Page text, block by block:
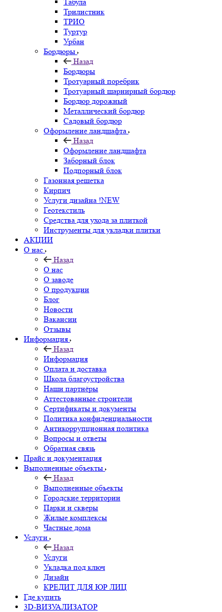
Трилистник
ТРИО
Туртур
Урбан
Бордюры
Назад
Бордюры
Тротуарный поребрик
Тротуарный шарнирный бордюр
Бордюр дорожный
Металлический бордюр
Садовый бордюр
Оформление ландшафта
Назад
Оформление ландшафта
Заборный блок
Подпорный блок
Газонная решетка
Кирпич
Услуги дизайна !NEW
Геотекстиль
Средства для ухода за плиткой
Инструменты для укладки плитки
АКЦИИ
О нас
Назад
О нас
О заводе
О продукции
Блог
Новости
Вакансии
Отзывы
Информация
Назад
Информация
Оплата и доставка
Школа благоустройства
Наши партнёры
Аттестованные строители
Сертификаты и документы
Политика конфиденциальности
Антикоррупционная политика
Вопросы и ответы
Обратная связь
Прайс и документация
Выполненные объекты
Назад
Выполненные объекты
Городские территории
Парки и скверы
Жилые комплексы
Частные дома
Услуги
Назад
Услуги
Укладка под ключ
Дизайн
КРЕДИТ ДЛЯ ЮР ЛИЦ
Где купить
3D-ВИЗУАЛИЗАТОР